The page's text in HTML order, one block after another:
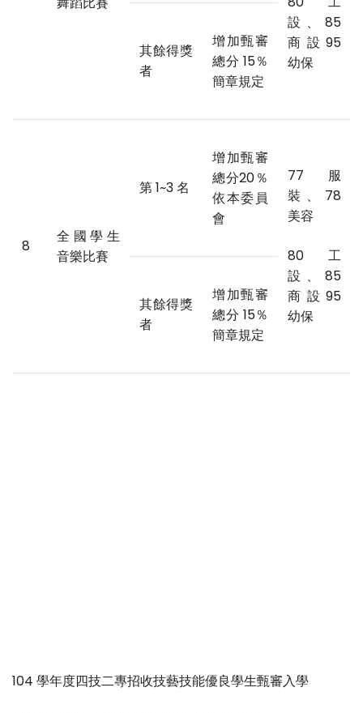
設、85
商設95
幼保
其餘得獎
者
增加甄審
總分 15％
簡章規定
8
全國學生
音樂比賽
第 1~3 名
增加甄審
總分20％
依本委員
會
77 服
裝、78
美容
80 工
設、85
商設95
幼保
其餘得獎
者
增加甄審
總分 15％
簡章規定
104 學年度四技二專招收技藝技能優良學生甄審入學